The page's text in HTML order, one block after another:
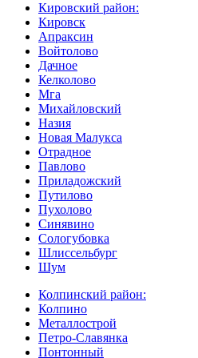
Кировский район:
Кировск
Апраксин
Войтолово
Дачное
Келколово
Мга
Михайловский
Назия
Новая Малукса
Отрадное
Павлово
Приладожский
Путилово
Пухолово
Синявино
Сологубовка
Шлиссельбург
Шум
Колпинский район:
Колпино
Металлострой
Петро-Славянка
Понтонный